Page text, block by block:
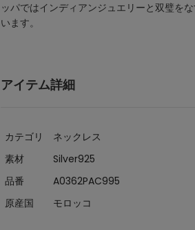
ッパではインディアンジュエリーと双璧を
います。
アイテム詳細
カテゴリ
ネックレス
素材
Silver925
品番
A0362PAC995
原産国
モロッコ